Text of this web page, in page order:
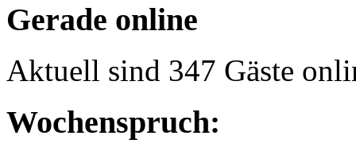
Gerade online
Aktuell sind 347 Gäste
Wochenspruch: